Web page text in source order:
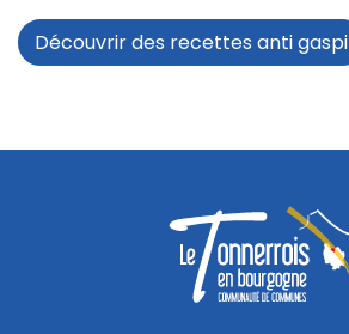
Découvrir des recettes anti gaspi